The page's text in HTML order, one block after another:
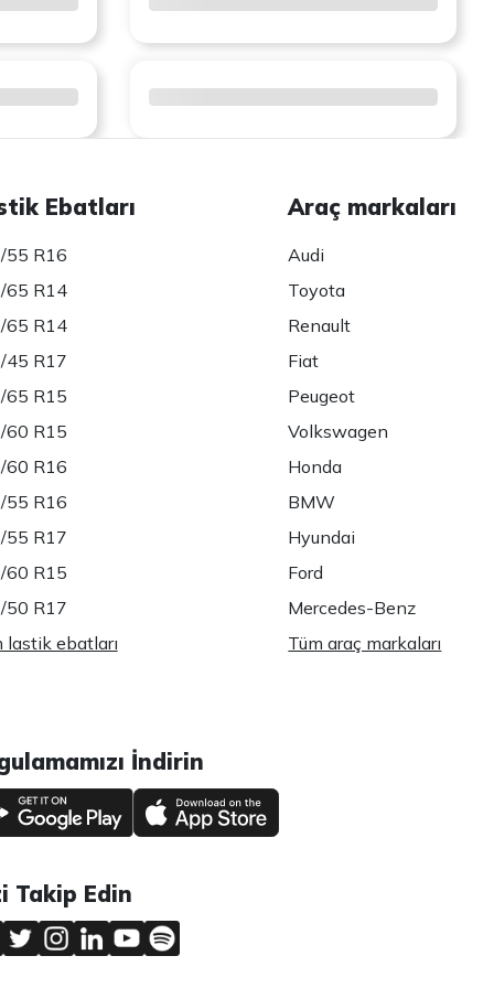
Ebatları
55 R16
65 R14
65 R14
45 R17
65 R15
60 R15
60 R16
55 R16
55 R17
60 R15
50 R17
lastik ebatları
Araç markaları
Audi
Toyota
Renault
Fiat
Peugeot
Volkswagen
Honda
BMW
Hyundai
Ford
Mercedes-Benz
Tüm araç markaları
İndirin
Takip Edin